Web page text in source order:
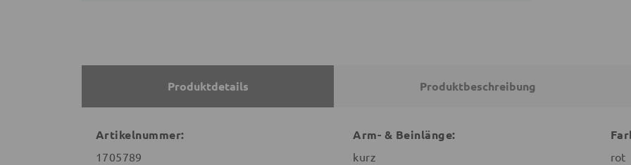
Produktdetails Produktbeschreibung
Artikelnummer:
1705789
Arm- & Beinlänge:
kurz
rot